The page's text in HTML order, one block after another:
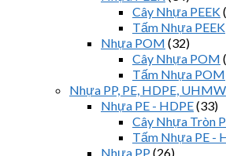
Cây Nhựa PEEK
Tấm Nhựa PEEK
Nhựa POM (32)
Cây Nhựa POM
Tấm Nhựa POM
Nhựa PP, PE, HDPE,
Nhựa PE - HDPE(33)
Cây Nhựa Tròn
Tấm Nhựa PE -
Nhựa PP (26)